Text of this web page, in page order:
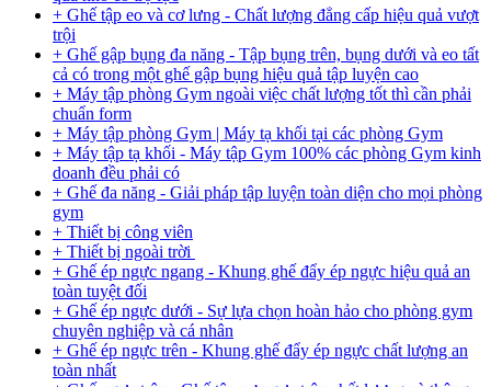
+ Ghế tập eo và cơ lưng - Chất lượng đẳng cấp hiệu quả vượt
trội
+ Ghế gập bụng đa năng - Tập bụng trên, bụng dưới và eo tất
cả có trong một ghế gập bụng hiệu quả tập luyện cao
+ Máy tập phòng Gym ngoài việc chất lượng tốt thì cần phải
chuẩn form
+ Máy tập phòng Gym | Máy tạ khối tại các phòng Gym
+ Máy tập tạ khối - Máy tập Gym 100% các phòng Gym kinh
doanh đều phải có
+ Ghế đa năng - Giải pháp tập luyện toàn diện cho mọi phòng
gym
+ Thiết bị công viên
+ Thiết bị ngoài trời
+ Ghế ép ngực ngang - Khung ghế đẩy ép ngực hiệu quả an
toàn tuyệt đối
+ Ghế ép ngực dưới - Sự lựa chọn hoàn hảo cho phòng gym
chuyên nghiệp và cá nhân
+ Ghế ép ngực trên - Khung ghế đẩy ép ngực chất lượng an
toàn nhất